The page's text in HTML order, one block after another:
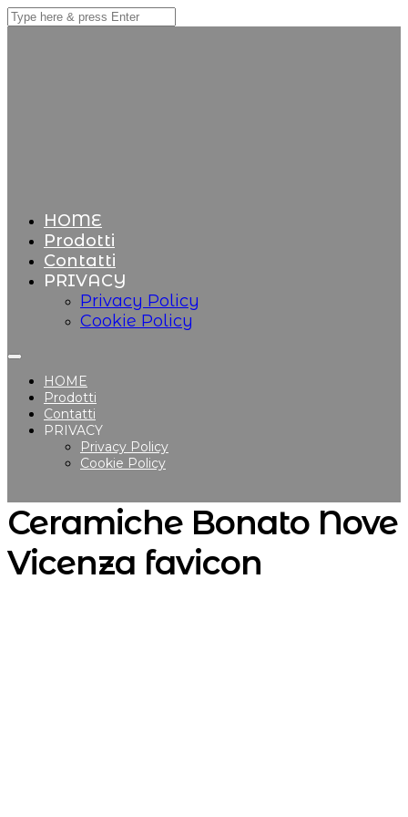
HOME
Prodotti
Contatti
PRIVACY
Privacy Policy
Cookie Policy
HOME
Prodotti
Contatti
PRIVACY
Privacy Policy
Cookie Policy
Ceramiche Bonato Nove
Vicenza favicon